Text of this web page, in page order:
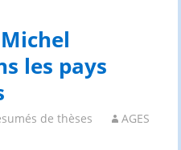
les pays
de thèses AGES